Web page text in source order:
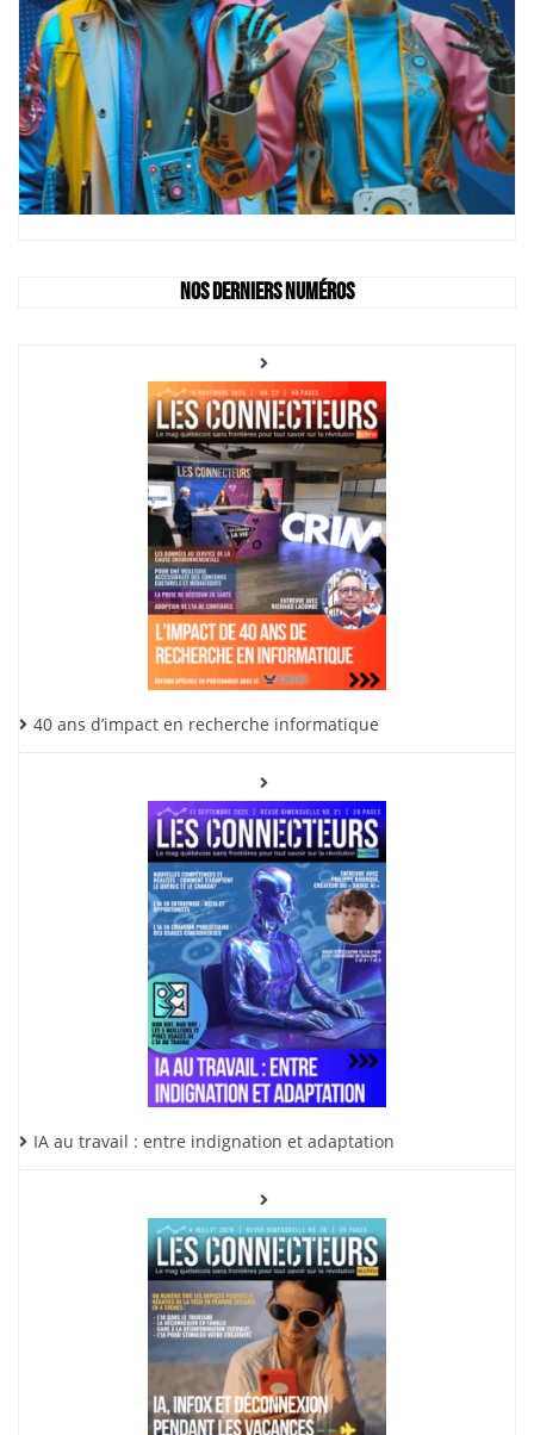
Nos derniers numéros
40 ans d’impact en recherche informatique
IA au travail : entre indignation et adaptation